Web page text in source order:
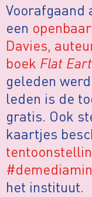
Voorafgaand
een
Davies,
boek Flat
geleden
leden is de
gratis. Ook
kaartjes
het instituut.